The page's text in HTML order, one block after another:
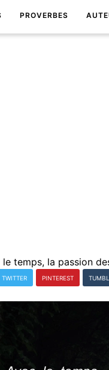
PROVERBES
TWITTER PINTEREST